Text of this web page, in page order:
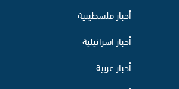
أخبار فلسطينية
أخبار اسرائيلية
أخبار عربية